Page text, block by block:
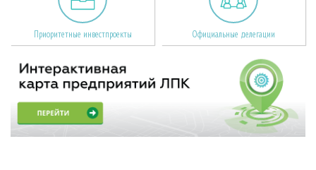
Приоритетные инвестпроекты Официальные делегации